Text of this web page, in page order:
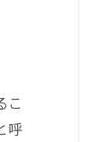
こ
呼